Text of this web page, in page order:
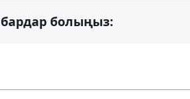
болыңыз: